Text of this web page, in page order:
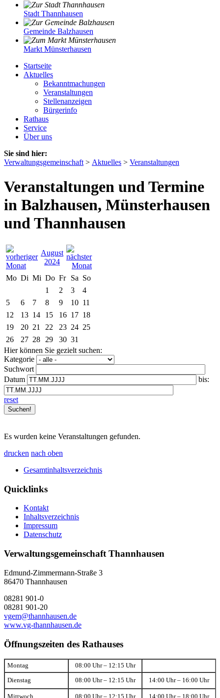
Stadt Thannhausen
Gemeinde Balzhausen
Markt Münsterhausen
Startseite
Aktuelles
Bekanntmachungen
Veranstaltungen
Stellenanzeigen
Bürgerinfo
Rathaus
Service
Über uns
Sie sind hier:
Verwaltungsgemeinschaft > Aktuelles > Veranstaltungen
Veranstaltungen und Termine
in Balzhausen, Münsterhausen
und Thannhausen
August
2024
Mo Di Mi Do Fr Sa So
1
2 3
4
5
6 7 8 9 10 11
12
13 14 15 16 17 18
19
20 21 22 23 24 25
26
27 28 29 30 31
Hier können Sie gezielt suchen:
Kategorie
Suchwort
Datum
bis:
reset
Es wurden keine Veranstaltungen gefunden.
drucken nach oben
Gesamtinhaltsverzeichnis
Quicklinks
Kontakt
Inhaltsverzeichnis
Impressum
Datenschutz
Verwaltungsgemeinschaft Thannhausen
Edmund-Zimmermann-Straße 3
86470 Thannhausen
08281 901-0
08281 901-20
vgem@thannhausen.de
www.vg-thannhausen.de
Öffnungszeiten des Rathauses
Montag 08:00 Uhr – 12:15 Uhr
Dienstag 08:00 Uhr – 12:15 Uhr 14:00 Uhr – 16:00 Uhr